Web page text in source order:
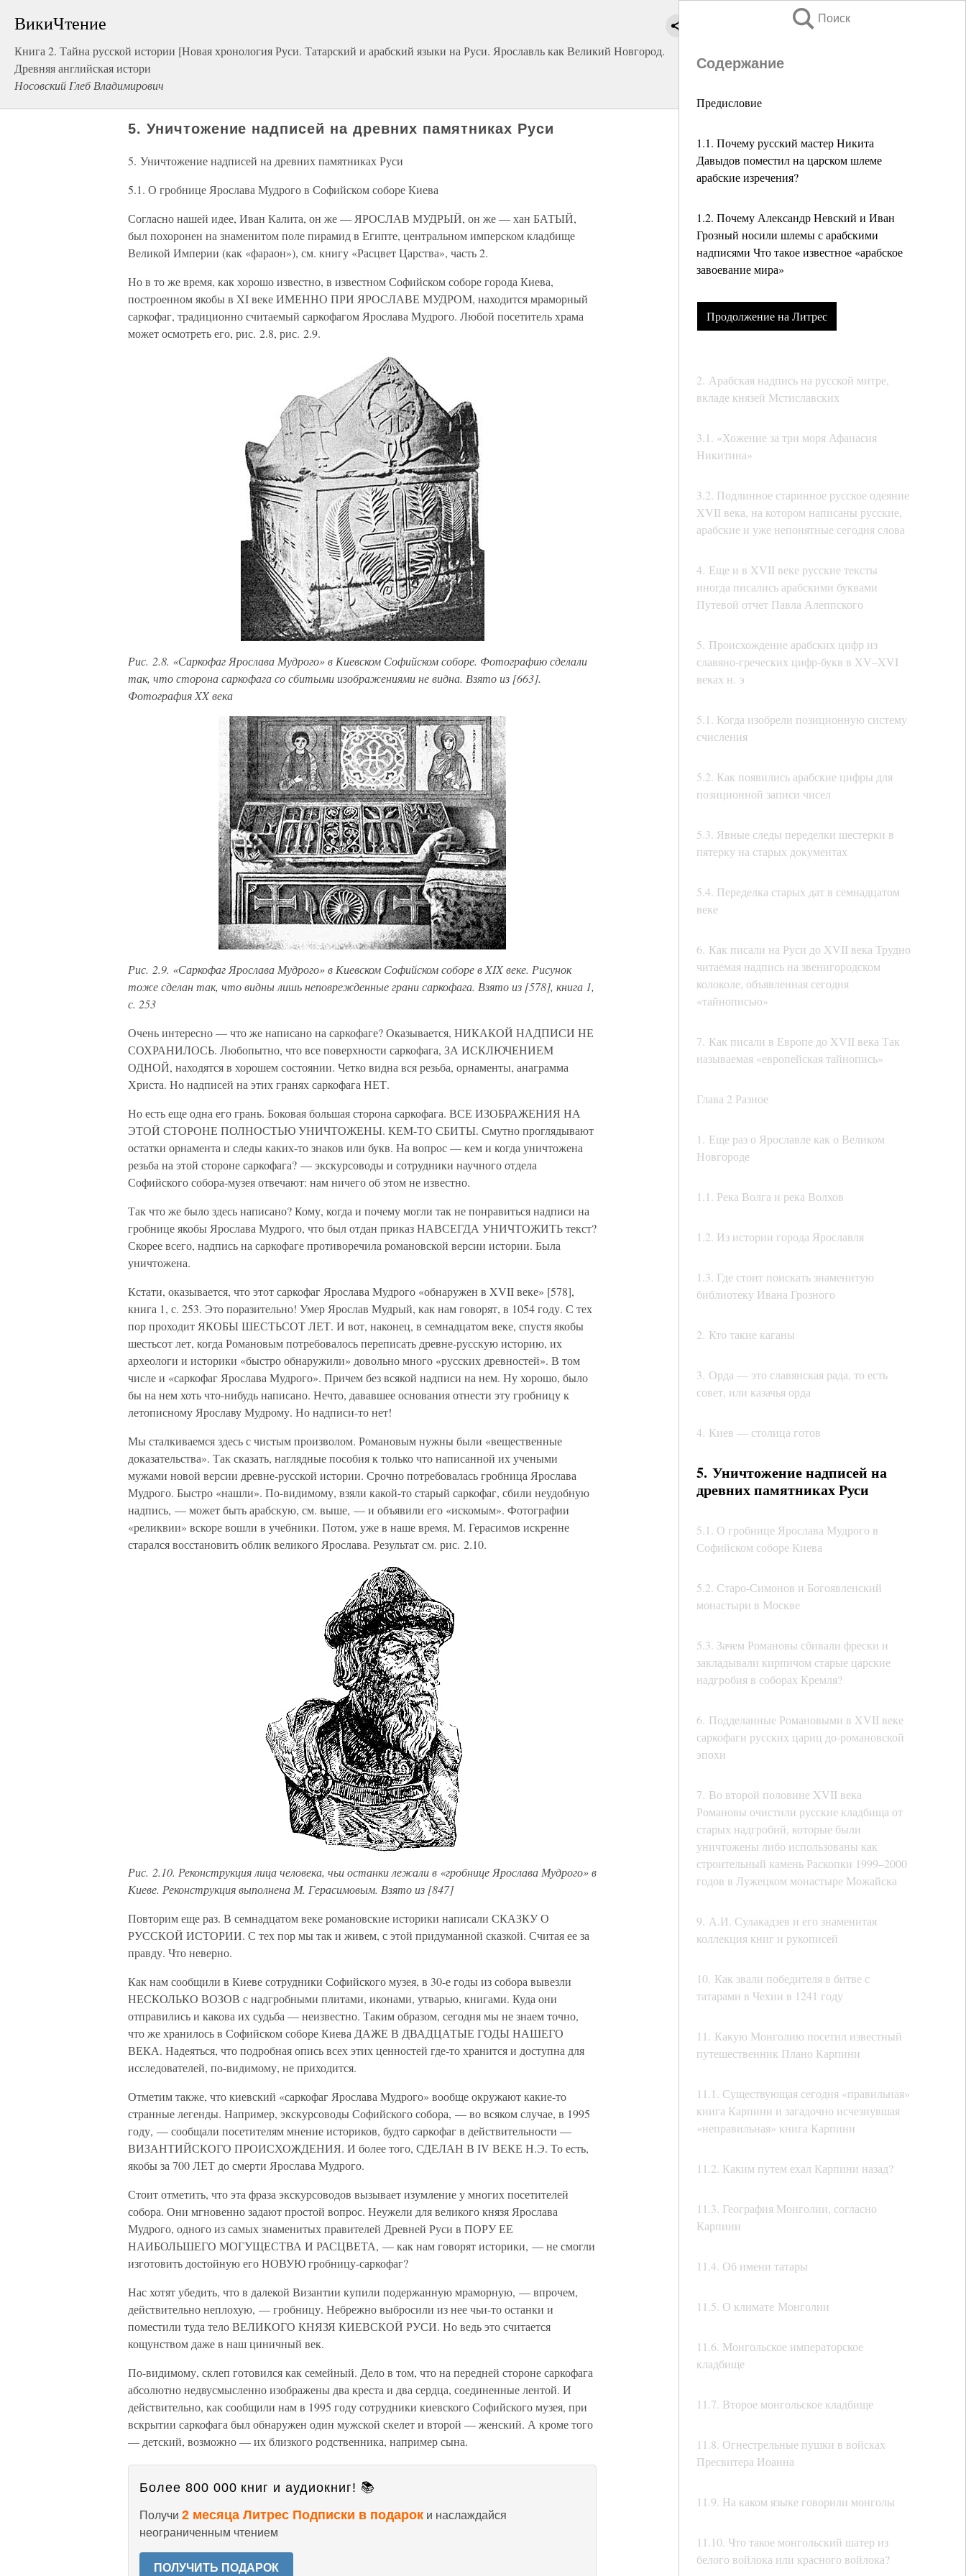
ВикиЧтение
Книга 2. Тайна русской истории [Новая хронология Руси. Татарский и арабский языки на Руси. Ярославль как Великий Новгород.
Древняя английская истори
Носовский Глеб Владимирович
Поиск
Содержание
Предисловие
1.1. Почему русский мастер Никита
Давыдов поместил на царском шлеме
арабские изречения?
1.2. Почему Александр Невский и Иван
Грозный носили шлемы с арабскими
надписями Что такое известное «арабское
завоевание мира»
Продолжение на Литрес
2. Арабская надпись на русской митре,
вкладе князей Мстиславских
3.1. «Хожение за три моря Афанасия
Никитина»
3.2. Подлинное старинное русское одеяние
XVII века, на котором написаны русские,
арабские и уже непонятные сегодня слова
4. Еще и в XVII веке русские тексты
иногда писались арабскими буквами
Путевой отчет Павла Алеппского
5. Происхождение арабских цифр из
славяно-греческих цифр-букв в XV–XVI
веках н. э
5.1. Когда изобрели позиционную систему
счисления
5.2. Как появились арабские цифры для
позиционной записи чисел
5.3. Явные следы переделки шестерки в
пятерку на старых документах
5.4. Переделка старых дат в семнадцатом
веке
6. Как писали на Руси до XVII века Трудно
читаемая надпись на звенигородском
колоколе, объявленная сегодня
«тайнописью»
7. Как писали в Европе до XVII века Так
называемая «европейская тайнопись»
Глава 2 Разное
1. Еще раз о Ярославле как о Великом
Новгороде
1.1. Река Волга и река Волхов
1.2. Из истории города Ярославля
1.3. Где стоит поискать знаменитую
библиотеку Ивана Грозного
2. Кто такие каганы
3. Орда — это славянская рада, то есть
совет, или казачья орда
4. Киев — столица готов
5. Уничтожение надписей на
древних памятниках Руси
5.1. О гробнице Ярослава Мудрого в
Софийском соборе Киева
5.2. Старо-Симонов и Богоявленский
монастыри в Москве
5.3. Зачем Романовы сбивали фрески и
закладывали кирпичом старые царские
надгробия в соборах Кремля?
6. Подделанные Романовыми в XVII веке
саркофаги русских цариц до-романовской
эпохи
7. Во второй половине XVII века
Романовы очистили русские кладбища от
старых надгробий, которые были
уничтожены либо использованы как
строительный камень Раскопки 1999–2000
годов в Лужецком монастыре Можайска
9. А.И. Сулакадзев и его знаменитая
коллекция книг и рукописей
10. Как звали победителя в битве с
татарами в Чехии в 1241 году
11. Какую Монголию посетил известный
путешественник Плано Карпини
11.1. Существующая сегодня «правильная»
книга Карпини и загадочно исчезнувшая
«неправильная» книга Карпини
11.2. Каким путем ехал Карпини назад?
11.3. География Монголии, согласно
Карпини
11.4. Об имени татары
11.5. О климате Монголии
11.6. Монгольское императорское
кладбище
11.7. Второе монгольское кладбище
11.8. Огнестрельные пушки в войсках
Пресвитера Иоанна
11.9. На каком языке говорили монголы
11.10. Что такое монгольский шатер из
белого войлока или красного войлока?
5. Уничтожение надписей на древних памятниках Руси
5. Уничтожение надписей на древних памятниках Руси
5.1. О гробнице Ярослава Мудрого в Софийском соборе Киева
Согласно нашей идее, Иван Калита, он же — ЯРОСЛАВ МУДРЫЙ, он же — хан БАТЫЙ,
был похоронен на знаменитом поле пирамид в Египте, центральном имперском кладбище
Великой Империи (как «фараон»), см. книгу «Расцвет Царства», часть 2.
Но в то же время, как хорошо известно, в известном Софийском соборе города Киева,
построенном якобы в XI веке ИМЕННО ПРИ ЯРОСЛАВЕ МУДРОМ, находится мраморный
саркофаг, традиционно считаемый саркофагом Ярослава Мудрого. Любой посетитель храма
может осмотреть его, рис. 2.8, рис. 2.9.
Рис. 2.8. «Саркофаг Ярослава Мудрого» в Киевском Софийском соборе. Фотографию сделали
так, что сторона саркофага со сбитыми изображениями не видна. Взято из [663].
Фотография XX века
Рис. 2.9. «Саркофаг Ярослава Мудрого» в Киевском Софийском соборе в XIX веке. Рисунок
тоже сделан так, что видны лишь неповрежденные грани саркофага. Взято из [578], книга 1,
с. 253
Очень интересно — что же написано на саркофаге? Оказывается, НИКАКОЙ НАДПИСИ НЕ
СОХРАНИЛОСЬ. Любопытно, что все поверхности саркофага, ЗА ИСКЛЮЧЕНИЕМ
ОДНОЙ, находятся в хорошем состоянии. Четко видна вся резьба, орнаменты, анаграмма
Христа. Но надписей на этих гранях саркофага НЕТ.
Но есть еще одна его грань. Боковая большая сторона саркофага. ВСЕ ИЗОБРАЖЕНИЯ НА
ЭТОЙ СТОРОНЕ ПОЛНОСТЬЮ УНИЧТОЖЕНЫ. КЕМ-ТО СБИТЫ. Смутно проглядывают
остатки орнамента и следы каких-то знаков или букв. На вопрос — кем и когда уничтожена
резьба на этой стороне саркофага? — экскурсоводы и сотрудники научного отдела
Софийского собора-музея отвечают: нам ничего об этом не известно.
Так что же было здесь написано? Кому, когда и почему могли так не понравиться надписи на
гробнице якобы Ярослава Мудрого, что был отдан приказ НАВСЕГДА УНИЧТОЖИТЬ текст?
Скорее всего, надпись на саркофаге противоречила романовской версии истории. Была
уничтожена.
Кстати, оказывается, что этот саркофаг Ярослава Мудрого «обнаружен в XVII веке» [578],
книга 1, с. 253. Это поразительно! Умер Ярослав Мудрый, как нам говорят, в 1054 году. С тех
пор проходит ЯКОБЫ ШЕСТЬСОТ ЛЕТ. И вот, наконец, в семнадцатом веке, спустя якобы
шестьсот лет, когда Романовым потребовалось переписать древне-русскую историю, их
археологи и историки «быстро обнаружили» довольно много «русских древностей». В том
числе и «саркофаг Ярослава Мудрого». Причем без всякой надписи на нем. Ну хорошо, было
бы на нем хоть что-нибудь написано. Нечто, дававшее основания отнести эту гробницу к
летописному Ярославу Мудрому. Но надписи-то нет!
Мы сталкиваемся здесь с чистым произволом. Романовым нужны были «вещественные
доказательства». Так сказать, наглядные пособия к только что написанной их учеными
мужами новой версии древне-русской истории. Срочно потребовалась гробница Ярослава
Мудрого. Быстро «нашли». По-видимому, взяли какой-то старый саркофаг, сбили неудобную
надпись, — может быть арабскую, см. выше, — и объявили его «искомым». Фотографии
«реликвии» вскоре вошли в учебники. Потом, уже в наше время, М. Герасимов искренне
старался восстановить облик великого Ярослава. Результат см. рис. 2.10.
Рис. 2.10. Реконструкция лица человека, чьи останки лежали в «гробнице Ярослава Мудрого» в
Киеве. Реконструкция выполнена М. Герасимовым. Взято из [847]
Повторим еще раз. В семнадцатом веке романовские историки написали СКАЗКУ О
РУССКОЙ ИСТОРИИ. С тех пор мы так и живем, с этой придуманной сказкой. Считая ее за
правду. Что неверно.
Как нам сообщили в Киеве сотрудники Софийского музея, в 30-е годы из собора вывезли
НЕСКОЛЬКО ВОЗОВ с надгробными плитами, иконами, утварью, книгами. Куда они
отправились и какова их судьба — неизвестно. Таким образом, сегодня мы не знаем точно,
что же хранилось в Софийском соборе Киева ДАЖЕ В ДВАДЦАТЫЕ ГОДЫ НАШЕГО
ВЕКА. Надеяться, что подробная опись всех этих ценностей где-то хранится и доступна для
исследователей, по-видимому, не приходится.
Отметим также, что киевский «саркофаг Ярослава Мудрого» вообще окружают какие-то
странные легенды. Например, экскурсоводы Софийского собора, — во всяком случае, в 1995
году, — сообщали посетителям мнение историков, будто саркофаг в действительности —
ВИЗАНТИЙСКОГО ПРОИСХОЖДЕНИЯ. И более того, СДЕЛАН В IV ВЕКЕ Н.Э. То есть,
якобы за 700 ЛЕТ до смерти Ярослава Мудрого.
Стоит отметить, что эта фраза экскурсоводов вызывает изумление у многих посетителей
собора. Они мгновенно задают простой вопрос. Неужели для великого князя Ярослава
Мудрого, одного из самых знаменитых правителей Древней Руси в ПОРУ ЕЕ
НАИБОЛЬШЕГО МОГУЩЕСТВА И РАСЦВЕТА, — как нам говорят историки, — не смогли
изготовить достойную его НОВУЮ гробницу-саркофаг?
Нас хотят убедить, что в далекой Византии купили подержанную мраморную, — впрочем,
действительно неплохую, — гробницу. Небрежно выбросили из нее чьи-то останки и
поместили туда тело ВЕЛИКОГО КНЯЗЯ КИЕВСКОЙ РУСИ. Но ведь это считается
кощунством даже в наш циничный век.
По-видимому, склеп готовился как семейный. Дело в том, что на передней стороне саркофага
абсолютно недвусмысленно изображены два креста и два сердца, соединенные лентой. И
действительно, как сообщили нам в 1995 году сотрудники киевского Софийского музея, при
вскрытии саркофага был обнаружен один мужской скелет и второй — женский. А кроме того
— детский, возможно — их близкого родственника, например сына.
Более 800 000 книг и аудиокниг! 📚
Получи 2 месяца Литрес Подписки в подарок и наслаждайся
неограниченным чтением
ПОЛУЧИТЬ ПОДАРОК